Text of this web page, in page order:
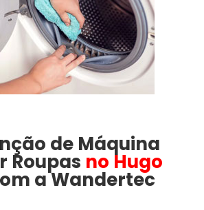
de Máquina
Roupas no Hugo
aWandertec